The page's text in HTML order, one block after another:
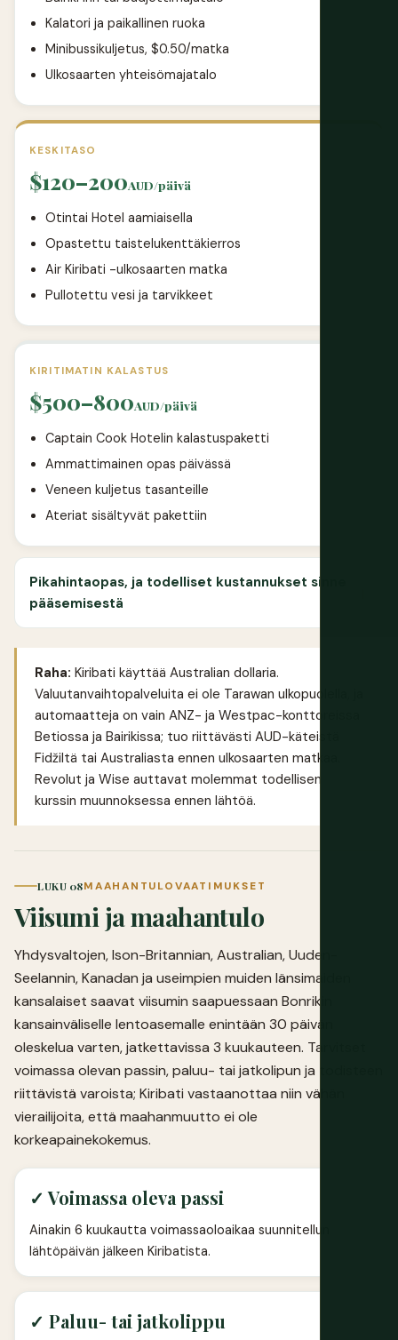
Kalatori ja paikallinen ruoka
Minibussikuljetus, $0.50/matka
Ulkosaarten yhteisömajatalo
KESKITASO
$120–200AUD/päivä
Otintai Hotel aamiaisella
Opastettu taistelukenttäkierros
Air Kiribati -ulkosaarten matka
Pullotettu vesi ja tarvikkeet
KIRITIMATIN KALASTUS
$500–800AUD/päivä
Captain Cook Hotelin kalastuspaketti
Ammattimainen opas päivässä
Veneen kuljetus tasanteille
Ateriat sisältyvät pakettiin
Pikahintaopas, ja todelliset kustannukset sinne
pääsemisestä
Raha: Kiribati käyttää Australian dollaria.
Valuutanvaihtopalveluita ei ole Tarawan ulkopuolella, ja
automaatteja on vain ANZ- ja Westpac-konttoreissa
Betiossa ja Bairikissa; tuo riittävästi AUD-käteistä
Fidžiltä tai Australiasta ennen ulkosaarten matkaa.
Revolut ja Wise auttavat molemmat todellisen
kurssin muunnoksessa ennen lähtöä.
LUKU 08MAAHANTULOVAATIMUKSET
Viisumi ja maahantulo
Yhdysvaltojen, Ison-Britannian, Australian, Uuden-
Seelannin, Kanadan ja useimpien muiden länsimaiden
kansalaiset saavat viisumin saapuessaan Bonrikin
kansainväliselle lentoasemalle enintään 30 päivän
oleskelua varten, jatkettavissa 3 kuukauteen. Tarvitset
voimassa olevan passin, paluu- tai jatkolipun ja todisteen
riittävistä varoista; Kiribati vastaanottaa niin vähän
vierailijoita, että maahanmuutto ei ole
korkeapainekokemus.
✓ Voimassa oleva passi
Ainakin 6 kuukautta voimassaoloaikaa suunnitellun
lähtöpäivän jälkeen Kiribatista.
✓ Paluu- tai jatkolippu